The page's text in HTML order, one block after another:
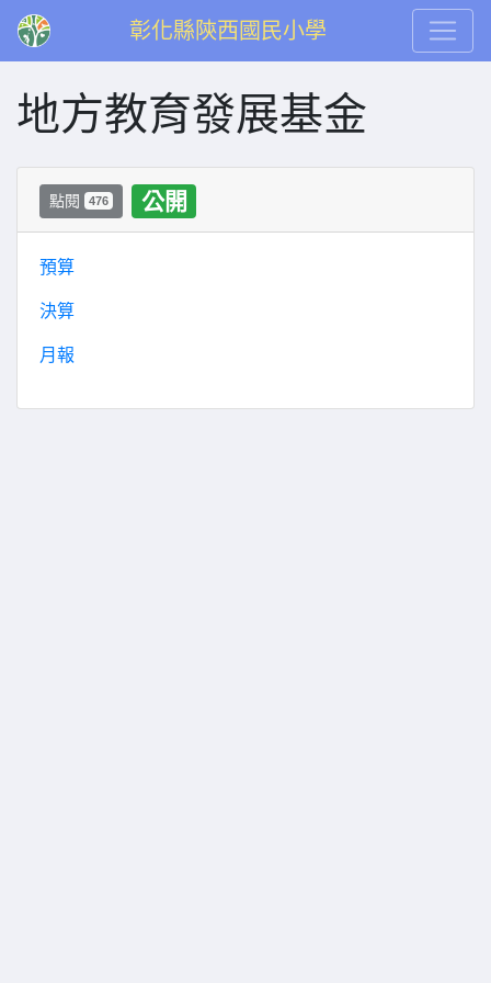
彰化縣陝西國民小學
地方教育發展基金
點閱 476 公開
預算
決算
月報